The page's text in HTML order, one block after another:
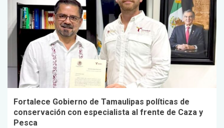
Fortalece Gobierno de Tamaulipas políticas de
conservación con especialista al frente de Caza y
Pesca